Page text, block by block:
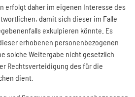
erfolgt daher im eigenen Interesse des
damit sich dieser im Falle
exkulpieren könnte. Es
erhobenen personenbezogenen
solche Weitergabe nicht gesetzlich
Rechtsverteidigung des für die
dient.